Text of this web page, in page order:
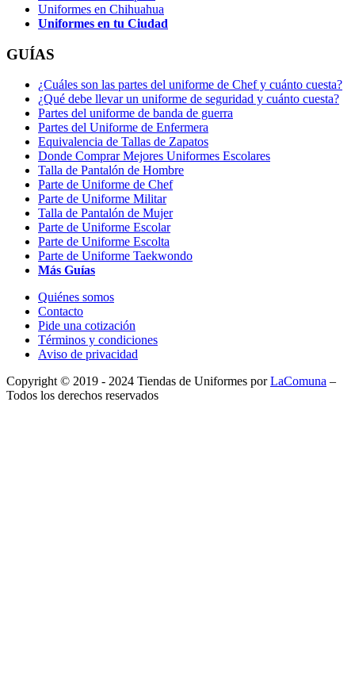
Uniformes en Chihuahua
Uniformes en tu Ciudad
GUÍAS
¿Cuáles son las partes del uniforme de Chef y cuánto cuesta?
¿Qué debe llevar un uniforme de seguridad y cuánto cuesta?
Partes del uniforme de banda de guerra
Partes del Uniforme de Enfermera
Equivalencia de Tallas de Zapatos
Donde Comprar Mejores Uniformes Escolares
Talla de Pantalón de Hombre
Parte de Uniforme de Chef
Parte de Uniforme Militar
Talla de Pantalón de Mujer
Parte de Uniforme Escolar
Parte de Uniforme Escolta
Parte de Uniforme Taekwondo
Más Guías
Quiénes somos
Contacto
Pide una cotización
Términos y condiciones
Aviso de privacidad
Copyright © 2019 - 2024 Tiendas de Uniformes porLaComuna –
Todos los derechos reservados